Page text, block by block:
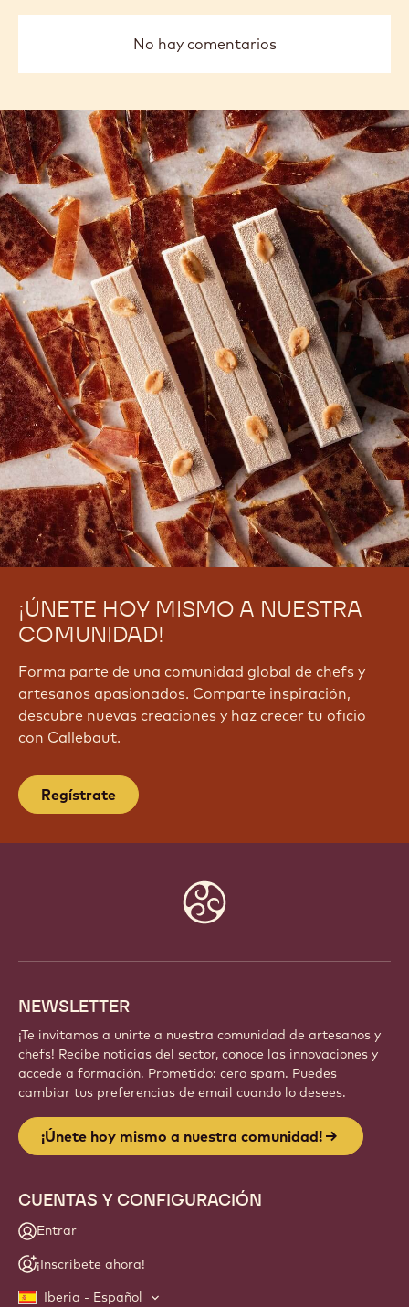
No hay comentarios
¡ÚNETE HOY MISMO A NUESTRA
COMUNIDAD!
Forma parte de una comunidad global de chefs y
artesanos apasionados. Comparte inspiración,
descubre nuevas creaciones y haz crecer tu oficio
con Callebaut.
Regístrate
NEWSLETTER
¡Te invitamos a unirte a nuestra comunidad de artesanos y
chefs! Recibe noticias del sector, conoce las innovaciones y
accede a formación. Prometido: cero spam. Puedes
cambiar tus preferencias de email cuando lo desees.
¡Únete hoy mismo a nuestra comunidad!
CUENTAS Y CONFIGURACIÓN
Entrar
¡Inscríbete ahora!
Iberia - Español